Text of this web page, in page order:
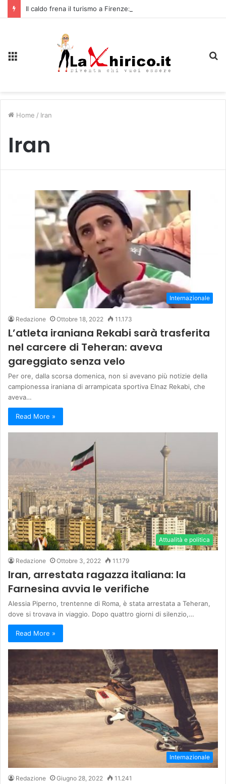
Home / Iran
Iran
Internazionale
Redazione Ottobre 18, 2022 11.173
L’atleta iraniana Rekabi sarà trasferita
nel carcere di Teheran: aveva
gareggiato senza velo
Per ore, dalla scorsa domenica, non si avevano più notizie della
campionessa iraniana di arrampicata sportiva Elnaz Rekabi, che
aveva…
Read More »
Attualità e politica
Redazione Ottobre 3, 2022 11.179
Iran, arrestata ragazza italiana: la
Farnesina avvia le verifiche
Alessia Piperno, trentenne di Roma, è stata arrestata a Teheran,
dove si trovava in viaggio. Dopo quattro giorni di silenzio,…
Read More »
Internazionale
Redazione Giugno 28, 2022 11.241